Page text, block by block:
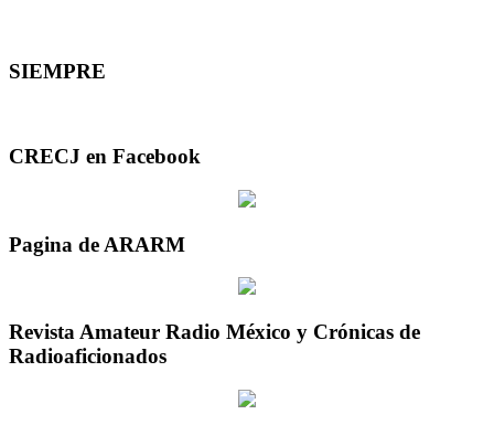
SIEMPRE
CRECJ en Facebook
Pagina de ARARM
Revista Amateur Radio México y Crónicas de
Radioaficionados